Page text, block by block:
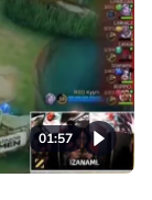
01:57